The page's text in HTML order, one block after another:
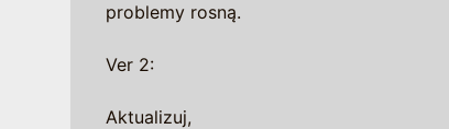
problemy rosną.
Ver 2:
Aktualizuj,